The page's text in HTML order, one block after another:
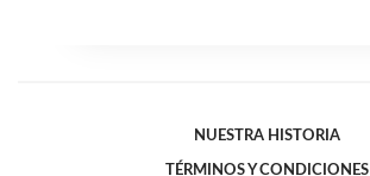
NUESTRA HISTORIA
TÉRMINOS Y CONDICIONES